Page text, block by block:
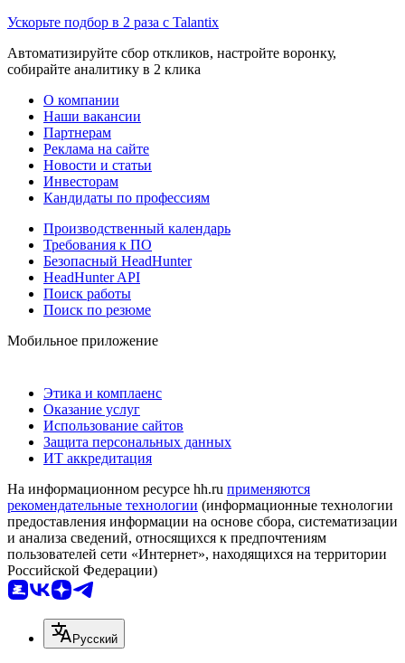
Ускорьте подбор в 2 раза с Talantix
Автоматизируйте сбор откликов, настройте воронку,
собирайте аналитику в 2 клика
О компании
Наши вакансии
Партнерам
Реклама на сайте
Новости и статьи
Инвесторам
Кандидаты по профессиям
Производственный календарь
Требования к ПО
Безопасный HeadHunter
HeadHunter API
Поиск работы
Поиск по резюме
Мобильное приложение
Этика и комплаенс
Оказание услуг
Использование сайтов
Защита персональных данных
ИТ аккредитация
На информационном ресурсе hh.ru применяются
рекомендательные технологии (информационные технологии
предоставления информации на основе сбора, систематизации
и анализа сведений, относящихся к предпочтениям
пользователей сети «Интернет», находящихся на территории
Российской Федерации)
Русский